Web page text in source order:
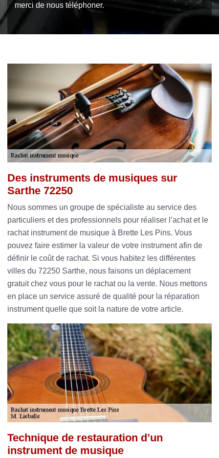
merci de nous téléphoner.
Des instruments de musiques sur
Sarthe 72250
Nous sommes un groupe de spécialiste au service des
particuliers et des professionnels pour réaliser l’achat et le
rachat instrument de musique à Brette Les Pins. Vous
pouvez faire estimer la valeur de votre instrument afin de
définir le coût de rachat. Si vous habitez les différentes
villes du 72250 Sarthe, nous faisons un déplacement
gratuit chez vous pour le rachat ou la vente. Nous mettons
en place un service assuré de qualité pour la réparation
instrument quelle que soit la nature de votre article.
Technique de restauration d’un
instrument de musique